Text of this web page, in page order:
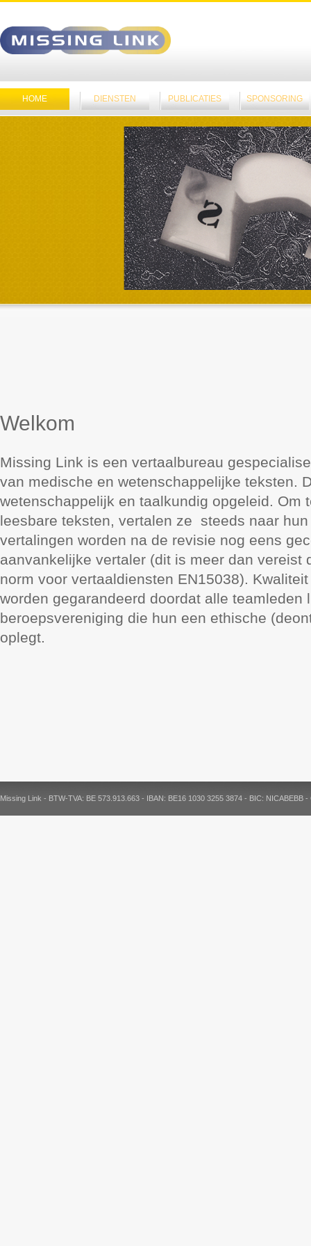
HOME DIENSTEN PUBLICATIES SPONSORING
Welkom
Missing Link is een vertaalbureau
van medische en wetenschappelijke teksten.
wetenschappelijk en taalkundig opgeleid. Om
leesbare teksten, vertalen ze steeds naar
vertalingen worden na de revisie nog eens
aanvankelijke vertaler (dit is meer dan vereist
norm voor vertaaldiensten EN15038).
worden gegarandeerd doordat alle teamleden
beroepsvereniging die hun een ethische
oplegt.
Missing Link - BTW-TVA: BE 573.913.663 - IBAN: BE16 1030 3255 3874 - BIC: NICABEBB